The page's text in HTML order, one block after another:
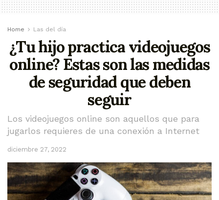
Home Las del día
¿Tu hijo practica videojuegos
online? Estas son las medidas
de seguridad que deben
seguir
Los videojuegos online son aquellos que para
jugarlos requieres de una conexión a Internet
diciembre 27, 2022